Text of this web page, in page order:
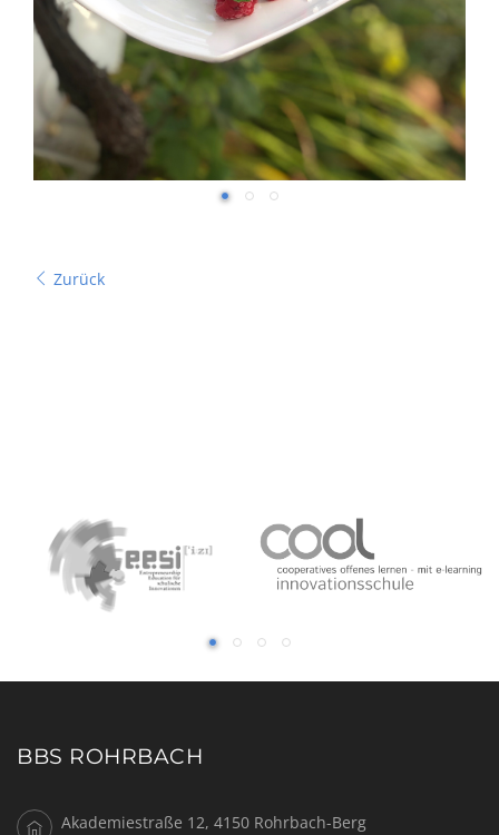
Zurück
BBS ROHRBACH
Akademiestraße 12, 4150 Rohrbach-Berg